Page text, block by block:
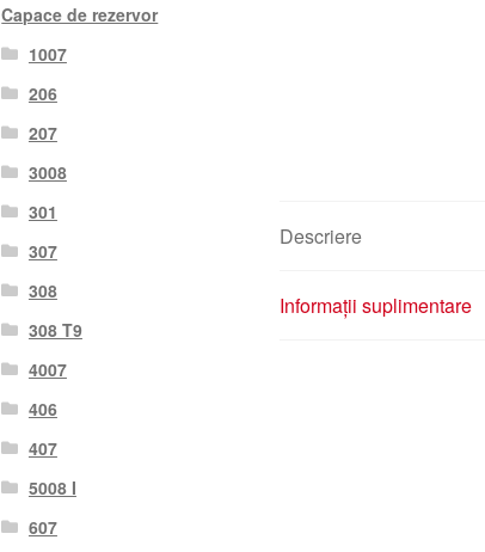
Descriere
Informații suplimentare
Capace de rezervor
1007
206
207
3008
301
307
308
308 T9
4007
406
407
5008 I
607